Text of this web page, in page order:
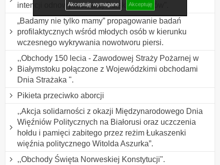
Akceptuję wymagane Akceptuję
intencji odnowy moralnej Polski i Polaków”.
„Badamy nie tylko mamy” propagowanie badań
profilaktycznych wśród młodych osób w kierunku
wczesnego wykrywania nowotworu piersi.
,,Obchody 150 lecia - Zawodowej Straży Pożarnej w
Białymstoku połączone z Wojewódzkimi obchodami
Dnia Strażaka ".
Pikieta przeciwko aborcji
,,Akcja solidarności z okazji Międzynarodowego Dnia
Więźniów Politycznych na Białorusi oraz uczczenia
hołdu i pamięci zabitego przez reżim Łukaszenki
więźnia politycznego Witolda Aszurka”.
,,Obchody Święta Norweskiej Konstytucji".